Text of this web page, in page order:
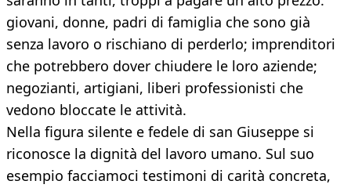
giovani, donne, padri di famiglia che sono già
senza lavoro o rischiano di perderlo; imprenditori
che potrebbero dover chiudere le loro aziende;
negozianti, artigiani, liberi professionisti che
vedono bloccate le attività.
Nella figura silente e fedele di san Giuseppe si
riconosce la dignità del lavoro umano. Sul suo
esempio facciamoci testimoni di carità concreta,